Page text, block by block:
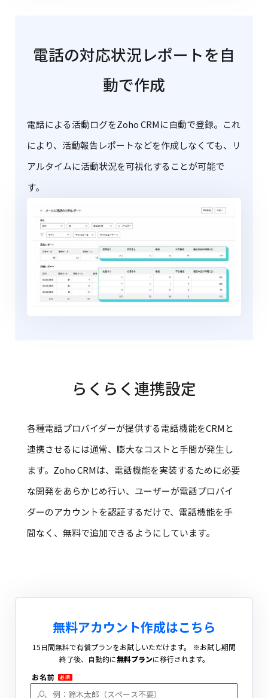
電話の対応状況レポートを自
動で作成
電話による活動ログをZoho CRMに自動で登録。これ
により、活動報告レポートなどを作成しなくても、リ
アルタイムに活動状況を可視化することが可能で
す。
らくらく連携設定
各種電話プロバイダーが提供する電話機能をCRMと
連携させるには通常、膨大なコストと手間が発生し
ます。Zoho CRMは、電話機能を実装するために必要
な開発をあらかじめ行い、ユーザーが電話プロバイ
ダーのアカウントを認証するだけで、電話機能を手
間なく、無料で追加できるようにしています。
無料アカウント作成はこちら
15日間無料で有償プランをお試しいただけます。
※お試し期間
終了後、自動的に無料プランに移行されます。
お名前
必須